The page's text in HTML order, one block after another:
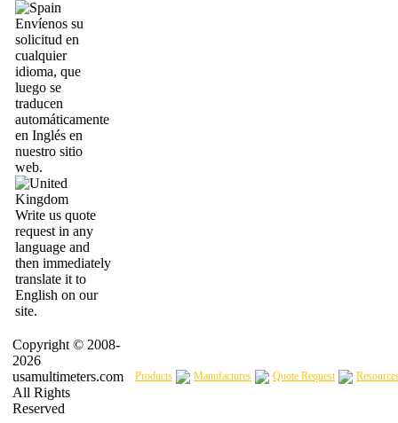
Envíenos su
solicitud en
cualquier
idioma, que
luego se
traducen
automáticamente
en Inglés en
nuestro sitio
web.
Write us quote
request in any
language and
then immediately
translate it to
English on our
site.
Copyright © 2008-
2026
usamultimeters.com
All Rights
Reserved
Products Manufactures Quote Request